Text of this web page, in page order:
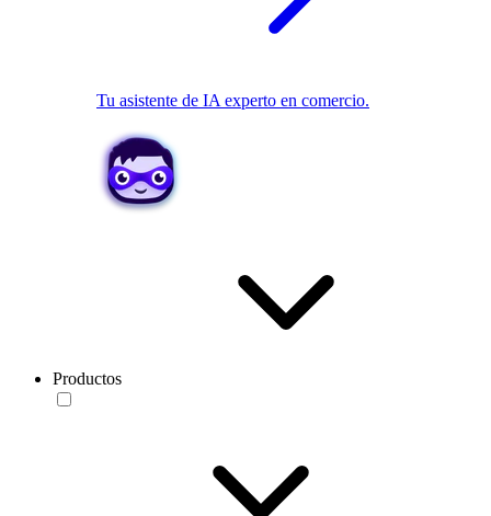
Tu asistente de IA experto en comercio.
Productos